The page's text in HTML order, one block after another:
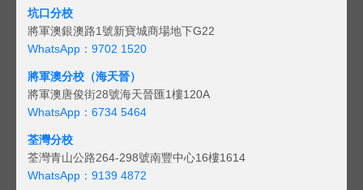
坑口分校
將軍澳銀澳路1號新寶城商場地下G22
WhatsApp：9702 1520
將軍澳分校（海天晉）
將軍澳唐俊街28號海天晉匯1樓120A
WhatsApp：6734 5464
荃灣分校
荃灣青山公路264-298號南豐中心16樓1614
WhatsApp：9139 4872